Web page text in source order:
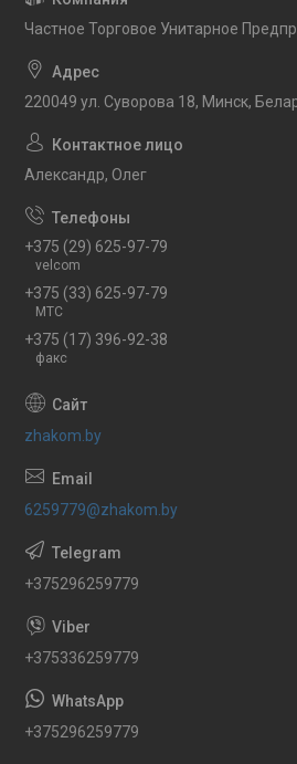
Частное Торговое Унитарное
220049 ул. Суворова 18, Минск,
Александр, Олег
+375 (29) 625-97-79
velcom
+375 (33) 625-97-79
МТС
+375 (17) 396-92-38
факс
zhakom.by
6259779@zhakom.by
+375296259779
+375336259779
+375296259779